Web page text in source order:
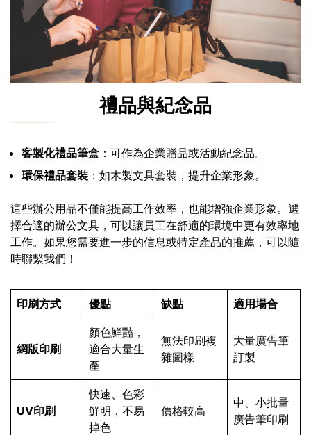
禮品與紀念品
客製化禮品筆盒 ：可作為企業贈品或活動紀念品。
環保禮品套裝 ：如木製文具套裝，提升企業形象。
這些辦公用品不僅能提高工作效率，也能增強企業形象。選
擇合適的辦公文具，可以讓員工在舒適的環境中更有效率地
工作。如果您需要進一步的信息或特定產品的推薦，可以隨
時聯繫我們！
印刷方式 優點 缺點 適用場合
網版印刷
顏色鮮豔，
適合大量生
產
無法印刷複
雜圖樣
大量廣告筆
訂製
UV印刷
快速、色彩
鮮明，不易
掉色
價格較高
中、小批量
廣告筆印刷